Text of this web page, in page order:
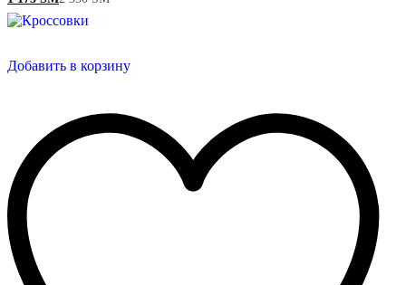
Добавить в корзину